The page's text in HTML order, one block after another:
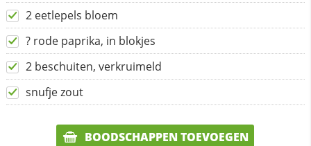
2 eetlepels bloem
? rode paprika, in blokjes
2 beschuiten, verkruimeld
snufje zout
BOODSCHAPPEN TOEVOEGEN